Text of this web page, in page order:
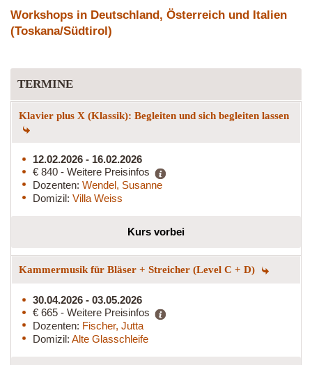
Workshops in Deutschland, Österreich und Italien
(Toskana/Südtirol)
TERMINE
Klavier plus X (Klassik): Begleiten und sich begleiten lassen
12.02.2026 - 16.02.2026
€ 840 - Weitere Preisinfos
Dozenten: Wendel, Susanne
Domizil: Villa Weiss
Kurs vorbei
Kammermusik für Bläser + Streicher (Level C + D)
30.04.2026 - 03.05.2026
€ 665 - Weitere Preisinfos
Dozenten: Fischer, Jutta
Domizil: Alte Glasschleife